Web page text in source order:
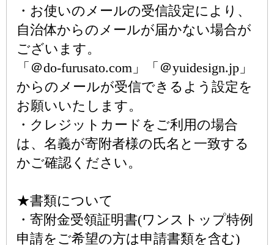
・お使いのメールの受信設定により、
自治体からのメールが届かない場合が
ございます。
「＠do-furusato.com」「＠yuidesign.jp」
からのメールが受信できるよう設定を
お願いいたします。
・クレジットカードをご利用の場合
は、名義が寄附者様の氏名と一致する
かご確認ください。
★書類について
・寄附金受領証明書(ワンストップ特例
申請をご希望の方は申請書類を含む)